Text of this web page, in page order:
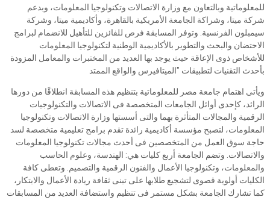
للمعلوماتية وبالتعاون مع وزارة الاتصالات وتكنولوجيا المعلومات، وبدعم
شركة ميتا، وشراكة الجامعة الأمريكية بالقاهرة، وأكاديمية ميتا، وشركة
سيمبلون الفرنسية. وتوفر المسابقة فرص للفائزين للتأهيل للانضمام لبرامج
الاحتضان والبحث والتطوير بالأكاديمية الوطنية لتكنولوجيا المعلومات
للأشخاص ذوى الإعاقة حيث يوجد بها العديد من المختبرات والمعامل المزودة
بأحدث التقنيات لتطبيقات "الميتافيرس والواقع الممتد
ويأتى اهتمام جامعة مصر للمعلوماتية بتنظيم هذه المسابقة انطلاقًا من دورها
الرائد، كإحدى أوائل الجامعات المتخصصة فى الاتصالات والتكنولوجيات
الرقمية والمجالات المتأثرة بهما والتى أسستها وزارة الاتصالات وتكنولوجيا
المعلومات، لتصبح مؤسسة أكاديمية رائدة تقدم برامج تعليمية متخصصة لسد
حاجة سوق العمل من المتخصصين فى أحدث مجالات تكنولوجيا المعلومات
والاتصالات. وتضم الجامعة أربع كليات هي: الهندسة، وعلوم الحاسب
والمعلومات، وتكنولوجيا الأعمال والفنون الرقمية والتصميم. وتعطى كافة
الكليات أولوية قصوى لتشجيع طلابها على تبنى ثقافة ريادة الأعمال والابتكار،
كما تشارك الجامعة بشكل مستمر فى تنظيم واستضافة العديد من المسابقات